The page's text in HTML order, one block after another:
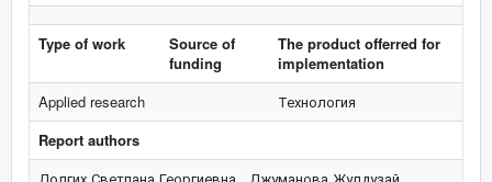
Type of work
Source of
funding
The product offerred for
implementation
Applied research
Технология
Report authors